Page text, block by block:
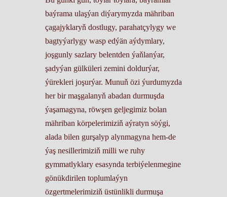
baýrama ulaşýan diýarymyzda mähriban
çagajyklaryň dostlugy, parahatçylygy we
bagtyýarlygy wasp edýän aýdymlary,
joşgunly sazlary belentden ýaňlanýar,
şadyýan gülküleri zemini doldurýar,
ýürekleri joşurýar. Munuň özi ýurdumyzda
her bir maşgalanyň abadan durmuşda
ýaşamagyna, röwşen geljegimiz bolan
mähriban körpelerimiziň aýratyn söýgi,
alada bilen gurşalyp alynmagyna hem-de
ýaş nesillerimiziň milli we ruhy
gymmatlyklary esasynda terbiýelenmegine
gönükdirilen toplumlaýyn
özgertmelerimiziň üstünlikli durmuşa